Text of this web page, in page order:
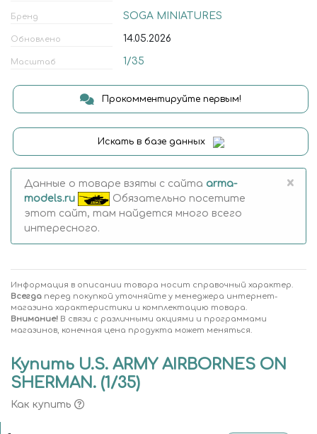
Бренд SOGA MINIATURES
Обновлено 14.05.2026
Масштаб 1/35
Прокомментируйте первым!
Искать в базе данных
Данные о товаре взяты с сайта arma-
models.ru
Обязательно посетите
этот сайт, там найдется много всего
интересного.
×
Информация в описании товара носит справочный характер.
Всегда перед покупкой уточняйте у менеджера интернет-
магазина характеристики и комплектацию товара.
Внимание! В связи с различными акциями и программами
магазинов, конечная цена продукта может меняться.
Купить U.S. ARMY AIRBORNES ON
SHERMAN. (1/35)
Как купить